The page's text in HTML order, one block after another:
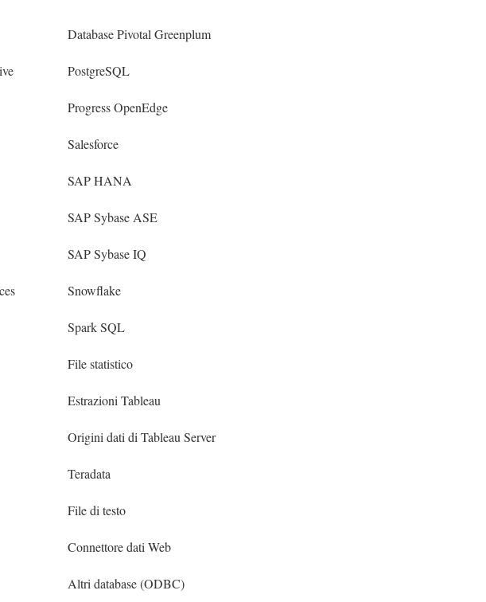
Database Pivotal Greenplum
PostgreSQL
Progress OpenEdge
Salesforce
SAP HANA
SAP Sybase ASE
SAP Sybase IQ
Snowflake
Spark SQL
File statistico
Estrazioni Tableau
Origini dati di Tableau Server
Teradata
File di testo
Connettore dati Web
Altri database (ODBC)